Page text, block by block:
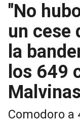
"No
un cese
la
los 649
Malvinas
Comodoro a